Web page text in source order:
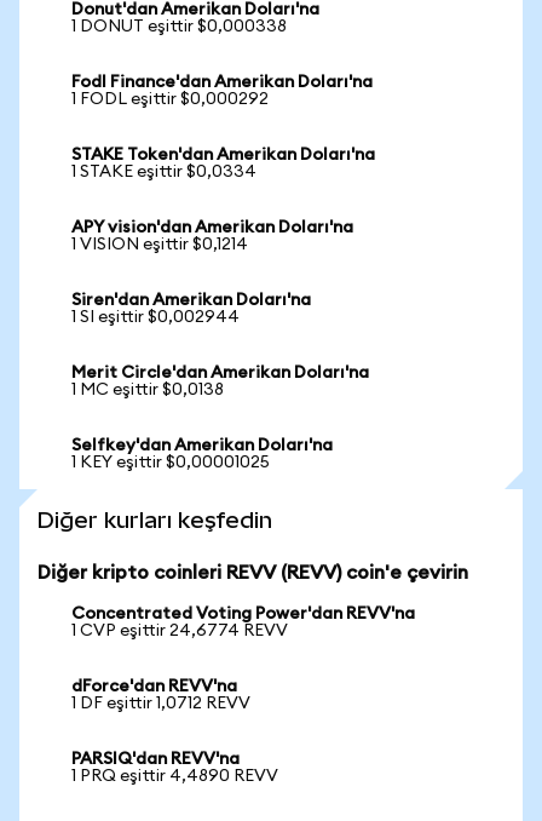
Donut'dan Amerikan Doları'na
1 DONUT eşittir $0,000338
Fodl Finance'dan Amerikan Doları'na
1 FODL eşittir $0,000292
STAKE Token'dan Amerikan Doları'na
1 STAKE eşittir $0,0334
APY vision'dan Amerikan Doları'na
1 VISION eşittir $0,1214
Siren'dan Amerikan Doları'na
1 SI eşittir $0,002944
Merit Circle'dan Amerikan Doları'na
1 MC eşittir $0,0138
Selfkey'dan Amerikan Doları'na
1 KEY eşittir $0,00001025
Diğer kurları keşfedin
Diğer kripto coinleri REVV (REVV) coin'e çevirin
Concentrated Voting Power'dan REVV'na
1 CVP eşittir 24,6774 REVV
dForce'dan REVV'na
1 DF eşittir 1,0712 REVV
PARSIQ'dan REVV'na
1 PRQ eşittir 4,4890 REVV